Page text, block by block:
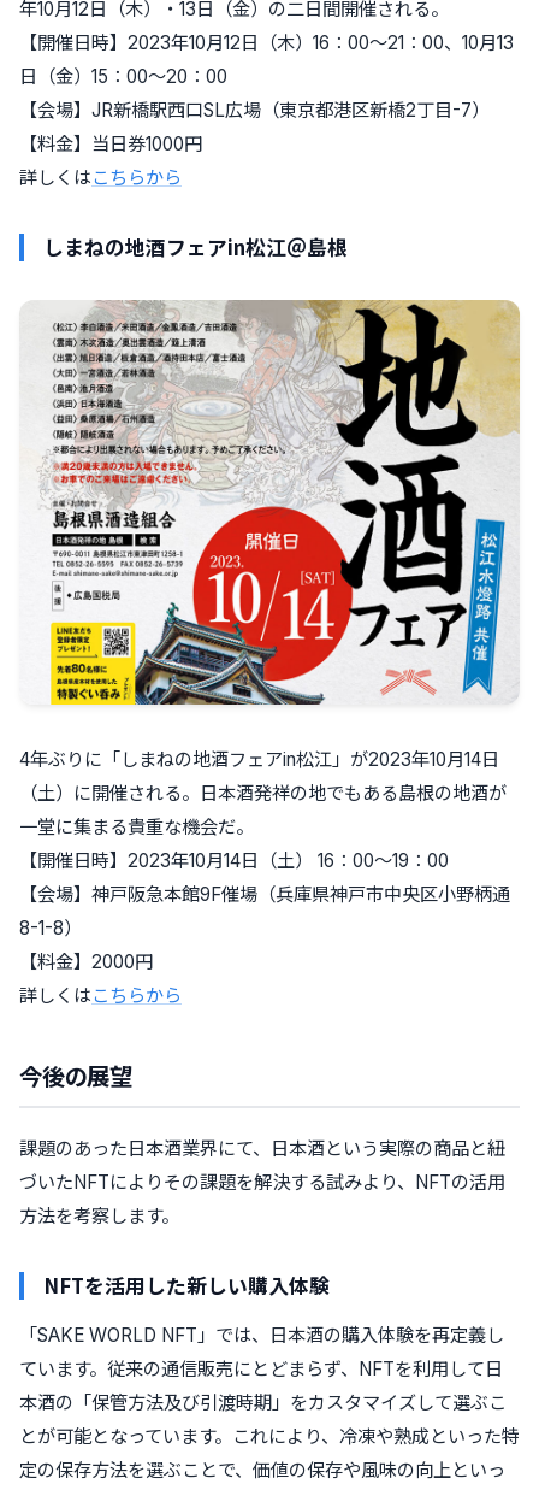
年10月12日（木）・13日（金）の二日間開催される。
【開催日時】2023年10月12日（木）16：00～21：00、10月13
日（金）15：00～20：00
【会場】JR新橋駅西口SL広場（東京都港区新橋2丁目-7）
【料金】当日券1000円
詳しくはこちらから
しまねの地酒フェアin松江＠島根
4年ぶりに「しまねの地酒フェアin松江」が2023年10月14日
（土）に開催される。日本酒発祥の地でもある島根の地酒が
一堂に集まる貴重な機会だ。
【開催日時】2023年10月14日（土） 16：00〜19：00
【会場】神戸阪急本館9F催場（兵庫県神戸市中央区小野柄通
8-1-8）
【料金】2000円
詳しくはこちらから
今後の展望
課題のあった日本酒業界にて、日本酒という実際の商品と紐
づいたNFTによりその課題を解決する試みより、NFTの活用
方法を考察します。
NFTを活用した新しい購入体験
「SAKE WORLD NFT」では、日本酒の購入体験を再定義し
ています。従来の通信販売にとどまらず、NFTを利用して日
本酒の「保管方法及び引渡時期」をカスタマイズして選ぶこ
とが可能となっています。これにより、冷凍や熟成といった特
定の保存方法を選ぶことで、価値の保存や風味の向上といっ